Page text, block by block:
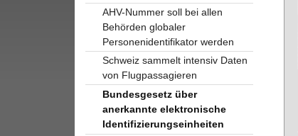
AHV-Nummer soll bei allen
Behörden globaler
Personenidentifikator werden
Schweiz sammelt intensiv Daten
von Flugpassagieren
Bundesgesetz über
anerkannte elektronische
Identifizierungseinheiten